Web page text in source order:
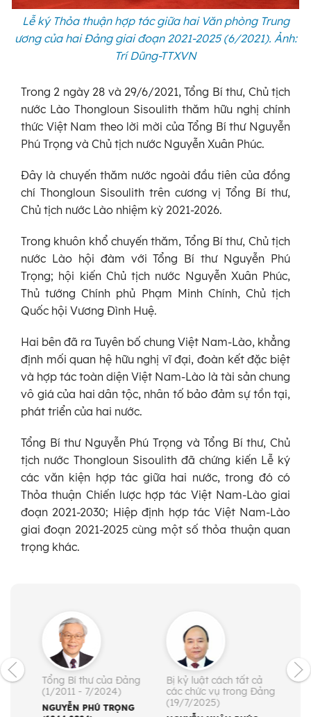
Lễ ký Thỏa thuận hợp tác giữa hai Văn phòng Trung
ương của hai Đảng giai đoạn 2021-2025 (6/2021). Ảnh:
Trí Dũng-TTXVN
Trong 2 ngày 28 và 29/6/2021, Tổng Bí thư, Chủ tịch
nước Lào Thongloun Sisoulith thăm hữu nghị chính
thức Việt Nam theo lời mời của Tổng Bí thư Nguyễn
Phú Trọng và Chủ tịch nước Nguyễn Xuân Phúc.
Đây là chuyến thăm nước ngoài đầu tiên của đồng
chí Thongloun Sisoulith trên cương vị Tổng Bí thư,
Chủ tịch nước Lào nhiệm kỳ 2021-2026.
Trong khuôn khổ chuyến thăm, Tổng Bí thư, Chủ tịch
nước Lào hội đàm với Tổng Bí thư Nguyễn Phú
Trọng; hội kiến Chủ tịch nước Nguyễn Xuân Phúc,
Thủ tướng Chính phủ Phạm Minh Chính, Chủ tịch
Quốc hội Vương Đình Huệ.
Hai bên đã ra Tuyên bố chung Việt Nam-Lào, khẳng
định mối quan hệ hữu nghị vĩ đại, đoàn kết đặc biệt
và hợp tác toàn diện Việt Nam-Lào là tài sản chung
vô giá của hai dân tộc, nhân tố bảo đảm sự tồn tại,
phát triển của hai nước.
Tổng Bí thư Nguyễn Phú Trọng và Tổng Bí thư, Chủ
tịch nước Thongloun Sisoulith đã chứng kiến Lễ ký
các văn kiện hợp tác giữa hai nước, trong đó có
Thỏa thuận Chiến lược hợp tác Việt Nam-Lào giai
đoạn 2021-2030; Hiệp định hợp tác Việt Nam-Lào
giai đoạn 2021-2025 cùng một số thỏa thuận quan
trọng khác.
Tổng Bí thư của Đảng
(1/2011 - 7/2024)
NGUYỄN PHÚ TRỌNG
Bị kỷ luật cách tất cả
các chức vụ trong Đảng
(19/7/2025)
Ủy